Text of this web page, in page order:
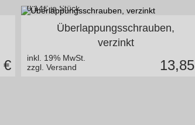
€
4,8 x 20 mm blank o. lackiert
0,14€ je Stück
Überlappungsschrauben,
verzinkt
inkl. 19% MwSt.
zzgl. Versand
13,85